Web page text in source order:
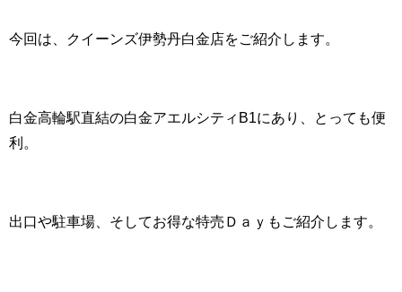
今回は、クイーンズ伊勢丹白金店をご紹介します。
白金高輪駅直結の白金アエルシティB1にあり、とっても便
利。
出口や駐車場、そしてお得な特売Ｄａｙもご紹介します。